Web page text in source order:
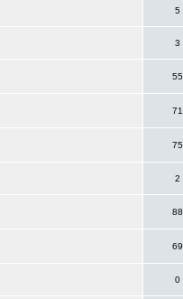
5
3
55
71
75
2
88
69
0